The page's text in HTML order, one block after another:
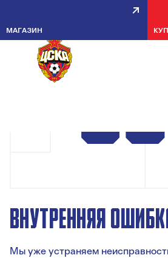
МАГАЗИН
ВНУТРЕННЯЯ
Мы уже устраняем